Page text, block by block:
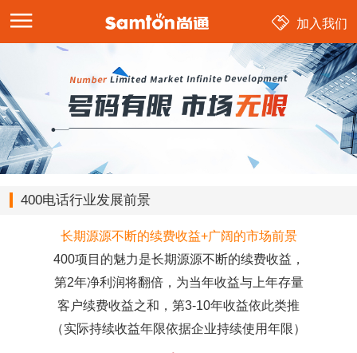
加入我们
400电话行业发展前景
长期源源不断的续费收益+广阔的市场前景
400项目的魅力是长期源源不断的续费收益，
第2年净利润将翻倍，为当年收益与上年存量
客户续费收益之和，第3-10年收益依此类推
（实际持续收益年限依据企业持续使用年限）